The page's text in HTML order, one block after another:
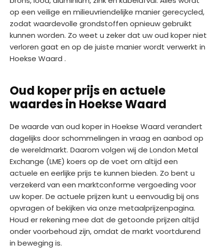
op een veilige en milieuvriendelijke manier gerecycled,
zodat waardevolle grondstoffen opnieuw gebruikt
kunnen worden. Zo weet u zeker dat uw oud koper niet
verloren gaat en op de juiste manier wordt verwerkt in
Hoekse Waard .
Oud koper prijs en actuele
waardes in Hoekse Waard
De waarde van oud koper in Hoekse Waard verandert
dagelijks door schommelingen in vraag en aanbod op
de wereldmarkt. Daarom volgen wij de London Metal
Exchange (LME) koers op de voet om altijd een
actuele en eerlijke prijs te kunnen bieden. Zo bent u
verzekerd van een marktconforme vergoeding voor
uw koper. De actuele prijzen kunt u eenvoudig bij ons
opvragen of bekijken via onze metaalprijzenpagina.
Houd er rekening mee dat de getoonde prijzen altijd
onder voorbehoud zijn, omdat de markt voortdurend
in beweging is.